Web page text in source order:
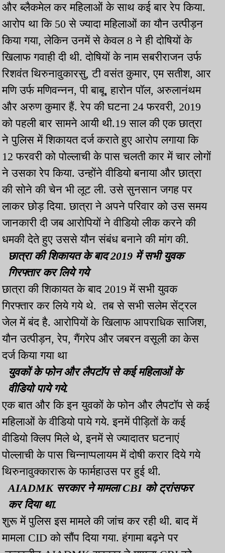
और ब्लैकमेल कर महिलाओं के साथ कई बार रेप किया.
आरोप था कि 50 से ज्यादा महिलाओं का यौन उत्पीड़न
किया गया, लेकिन उनमें से केवल 8 ने ही दोषियों के
खिलाफ गवाही दी थी. दोषियों के नाम सबरीराजन उर्फ
रिशवंत थिरुनावुकारसु, टी वसंत कुमार, एम सतीश, आर
मणि उर्फ मणिवन्नन, पी बाबू, हारोन पॉल, अरुलानंथम
और अरुण कुमार हैं. रेप की घटना 24 फरवरी, 2019
को पहली बार सामने आयी थी.19 साल की एक छात्रा
ने पुलिस में शिकायत दर्ज कराते हुए आरोप लगाया कि
12 फरवरी को पोल्लाची के पास चलती कार में चार लोगों
ने उसका रेप किया. उन्होंने वीडियो बनाया और छात्रा
की सोने की चेन भी लूट ली. उसे सुनसान जगह पर
लाकर छोड़ दिया. छात्रा ने अपने परिवार को उस समय
जानकारी दी जब आरोपियों ने वीडियो लीक करने की
धमकी देते हुए उससे यौन संबंध बनाने की मांग की.
छात्रा की शिकायत के बाद 2019 में सभी युवक
गिरफ्तार कर लिये गये
छात्रा की शिकायत के बाद 2019 में सभी युवक
गिरफ्तार कर लिये गये थे. तब से सभी सलेम सेंट्रल
जेल में बंद है. आरोपियों के खिलाफ आपराधिक साजिश,
यौन उत्पीड़न, रेप, गैंगरेप और जबरन वसूली का केस
दर्ज किया गया था
युवकों के फोन और लैपटॉप से कई महिलाओं के
वीडियो पाये गये.
एक बात और कि इन युवकों के फोन और लैपटॉप से कई
महिलाओं के वीडियो पाये गये. इनमें पीड़ितों के कई
वीडियो क्लिप मिले थे, इनमें से ज्यादातर घटनाएं
पोल्लाची के पास चिन्नाप्पलायम में दोषी करार दिये गये
थिरुनावुक्कारारू के फार्महाउस पर हुई थी.
AIADMK सरकार ने मामला CBI को ट्रांसफर
कर दिया था.
शुरू में पुलिस इस मामले की जांच कर रही थी. बाद में
मामला CID ​​को सौंप दिया गया. हंगामा बढ़ने पर